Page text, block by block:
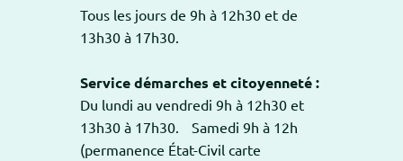
Tous les jours de 9h à 12h30 et de
13h30 à 17h30.
Service démarches et citoyenneté :
Du lundi au vendredi 9h à 12h30 et
13h30 à 17h30. Samedi 9h à 12h
(permanence État-Civil carte